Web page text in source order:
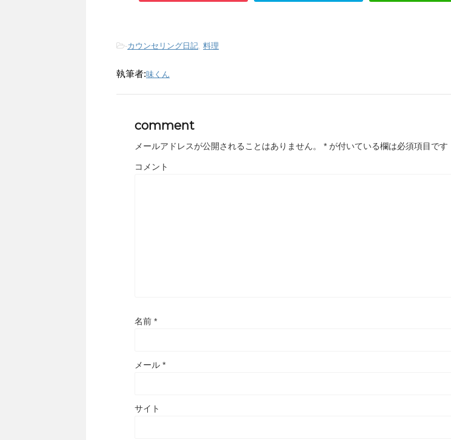
-カウンセリング日記, 料理
執筆者:味くん
comment
メールアドレスが公開されることはありません。 * が付いている欄は必須項目です
コメント
名前 *
メール *
サイト